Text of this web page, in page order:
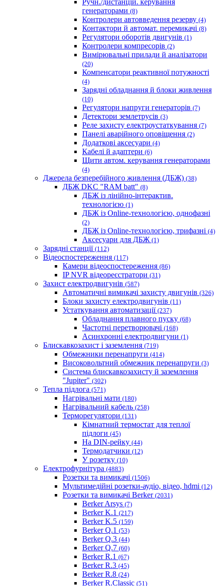
Ручн./дистанцій. керування
генераторами (8)
Контролери автовведення резерву (4)
Контактори й автомат. перемикачі (8)
Регулятори оборотів двигунів (1)
Контролери компресорів (2)
Вимірювальні прилади й аналізатори
(20)
Компенсатори реактивної потужності
(4)
Зарядні обладнання й блоки живлення
(10)
Регулятори напруги генераторів (7)
Детектори землетрусів (3)
Реле захисту електроустаткування (7)
Панелі аварійного оповіщення (2)
Додаткові аксесуари (4)
Кабелі й адаптери (6)
Щити автом. керування генераторами
(4)
Джерела безперебійного живлення (ДБЖ) (38)
ДБЖ DKC "RAM batt" (8)
ДБЖ із лінійно-інтерактив.
технологією (1)
ДБЖ із Online-технологією, однофазні
(2)
ДБЖ із Online-технологією, трифазні (4)
Аксесуари для ДБЖ (1)
Зарядні станції (112)
Відеоспостереження (117)
Камери відеоспостереження (86)
IP NVR відеореєстратори (31)
Захист електродвигунів (587)
Автоматичні вимикачі захисту двигунів (326)
Блоки захисту електродвигунів (11)
Устаткування автоматизації (237)
Обладнання плавного пуску (68)
Частотні перетворювачі (168)
Асинхронні електродвигуни (1)
Блискавкозахист і заземлення (719)
Обмежники перенапруги (414)
Високовольтний обмежник перенапруги (3)
Система блискавкозахисту й заземлення
"Jupiter" (302)
Тепла підлога (571)
Нагрівальні мати (180)
Нагрівальний кабель (258)
Терморегулятори (131)
Кімнатний термостат для теплої
підлоги (45)
На DIN-рейку (44)
Термодатчики (12)
У розетку (10)
Електрофурнітура (4883)
Розетки та вимикачі (1506)
Мультимедійні розетки-аудіо, відео, hdmi (12)
Розетки та вимикачі Berker (2031)
Berker Arsys (7)
Berker K.1 (217)
Berker K.5 (159)
Berker Q.1 (53)
Berker Q.3 (44)
Berker Q.7 (60)
Berker R.1 (67)
Berker R.3 (45)
Berker R.8 (24)
Berker R.Classic (51)